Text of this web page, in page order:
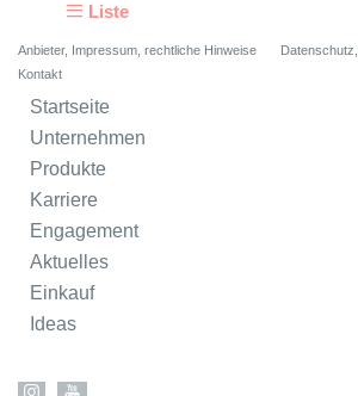
Liste
Anbieter, Impressum, rechtliche Hinweise
Kontakt
Startseite
Unternehmen
Produkte
Karriere
Engagement
Aktuelles
Einkauf
Ideas